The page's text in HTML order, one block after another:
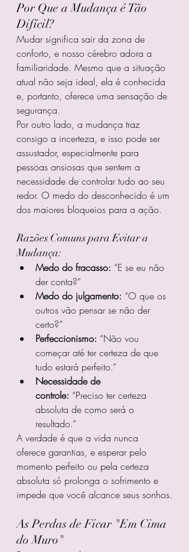
Por Que a Mudança é Tão
Difícil?
Mudar significa sair da zona de
conforto, e nosso cérebro adora a
familiaridade. Mesmo que a situação
atual não seja ideal, ela é conhecida
e, portanto, oferece uma sensação de
segurança.
Por outro lado, a mudança traz
consigo a incerteza, e isso pode ser
assustador, especialmente para
pessoas ansiosas que sentem a
necessidade de controlar tudo ao seu
redor. O medo do desconhecido é um
dos maiores bloqueios para a ação.
Razões Comuns para Evitar a
Mudança:
Medo do fracasso: “E se eu não
der conta?”
Medo do julgamento: “O que os
outros vão pensar se não der
certo?”
Perfeccionismo: “Não vou
começar até ter certeza de que
tudo estará perfeito.”
Necessidade de
controle: “Preciso ter certeza
absoluta de como será o
resultado.”
A verdade é que a vida nunca
oferece garantias, e esperar pelo
momento perfeito ou pela certeza
absoluta só prolonga o sofrimento e
impede que você alcance seus sonhos.
As Perdas de Ficar "Em Cima
do Muro"